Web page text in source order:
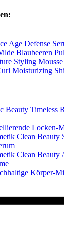
Age Defense
Blaubeeren
Styling
Moisturizing
Beauty Timeless
Locken-
Clean Beauty
Clean Beauty
Körper-